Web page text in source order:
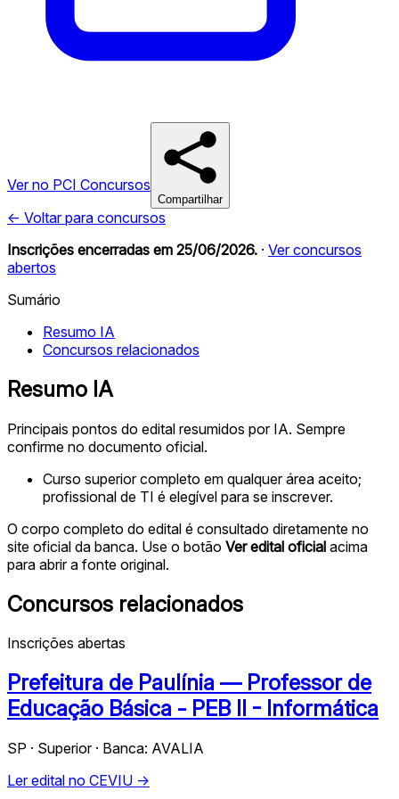
Ver no PCI Concursos
Compartilhar
← Voltar para concursos
Inscrições encerradas em 25/06/2026. · Ver concursos
abertos
Sumário
Resumo IA
Concursos relacionados
Resumo IA
Principais pontos do edital resumidos por IA. Sempre
confirme no documento oficial.
Curso superior completo em qualquer área aceito;
profissional de TI é elegível para se inscrever.
O corpo completo do edital é consultado diretamente no
site oficial da banca. Use o botão Ver edital oficial acima
para abrir a fonte original.
Concursos relacionados
Inscrições abertas
Prefeitura de Paulínia — Professor de
Educação Básica - PEB II - Informática
SP · Superior · Banca: AVALIA
Ler edital no CEVIU →